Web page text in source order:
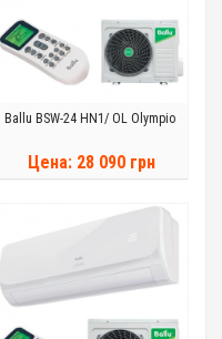
Ballu BSW-24 HN1/ OL Olympio
Цена: 28 090 грн